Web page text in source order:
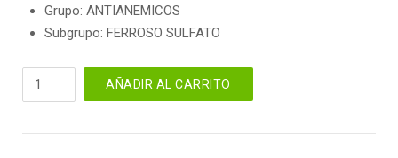
Grupo: ANTIANEMICOS
Subgrupo: FERROSO SULFATO
SULFATO
MG
AÑADIR AL CARRITO